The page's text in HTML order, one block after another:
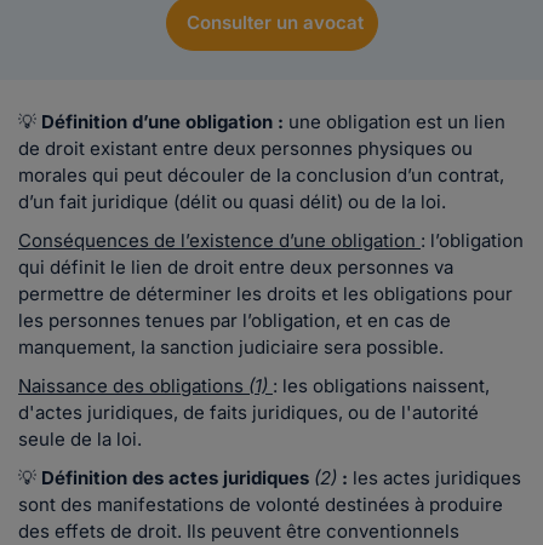
Consulter un avocat
💡 Définition d’une obligation : une obligation est un lien
de droit existant entre deux personnes physiques ou
morales qui peut découler de la conclusion d’un contrat,
d’un fait juridique (délit ou quasi délit) ou de la loi.
Conséquences de l’existence d’une obligation : l’obligation
qui définit le lien de droit entre deux personnes va
permettre de déterminer les droits et les obligations pour
les personnes tenues par l’obligation, et en cas de
manquement, la sanction judiciaire sera possible.
Naissance des obligations (1) : les obligations naissent,
d'actes juridiques, de faits juridiques, ou de l'autorité
seule de la loi.
💡 Définition des actes juridiques (2) : les actes juridiques
sont des manifestations de volonté destinées à produire
des effets de droit. Ils peuvent être conventionnels